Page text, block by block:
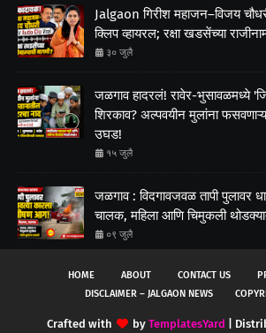
Jalgaon गिरीश महाजन–विजय
क्लिप व्हायरल; रक्षा खडसेंच्या
३० जुलै
जळगाव हादरलं! रावेर-भुसावळमध्ये
शिरकाव? अल्पवयीन मुलांना
उघड!
१५ जुलै
जळगाव : विदगावजवळ तापी पुलावर
चालक, महिला आणि चिमुकली
०९ जुलै
HOME ABOUT CONTACT US
DISCLAIMER – JALGAON NEWS
Crafted with by TemplatesYard |